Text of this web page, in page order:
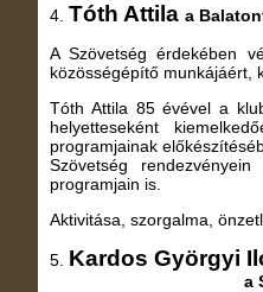
4. Tóth Attila a
A Szövetség érdekében
közösségépítő munkájáért,
Tóth Attila 85 évével a
helyetteseként
programjainak
Szövetség
programjain is.
Aktivitása, szorgalma,
5. Kardos Györgyi
a Szövetség